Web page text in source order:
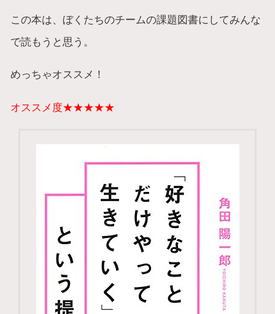
この本は、ぼくたちのチームの課題図書にしてみんな
で読もうと思う。
めっちゃオススメ！
オススメ度★★★★★